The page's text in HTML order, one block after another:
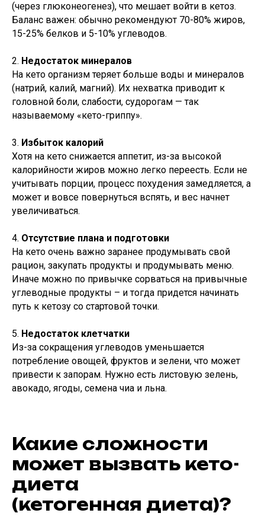
(через глюконеогенез), что мешает войти в кетоз.
Баланс важен: обычно рекомендуют 70-80% жиров,
15-25% белков и 5-10% углеводов.
2. Недостаток минералов
На кето организм теряет больше воды и минералов
(натрий, калий, магний). Их нехватка приводит к
головной боли, слабости, судорогам — так
называемому «кето-гриппу».
3. Избыток калорий
Хотя на кето снижается аппетит, из-за высокой
калорийности жиров можно легко переесть. Если не
учитывать порции, процесс похудения замедляется, а
может и вовсе повернуться вспять, и вес начнет
увеличиваться.
4. Отсутствие плана и подготовки
На кето очень важно заранее продумывать свой
рацион, закупать продукты и продумывать меню.
Иначе можно по привычке сорваться на привычные
углеводные продукты – и тогда придется начинать
путь к кетозу со стартовой точки.
5. Недостаток клетчатки
Из-за сокращения углеводов уменьшается
потребление овощей, фруктов и зелени, что может
привести к запорам. Нужно есть листовую зелень,
авокадо, ягоды, семена чиа и льна.
Какие сложности
может вызвать кето-
диета
(кетогенная диета)?